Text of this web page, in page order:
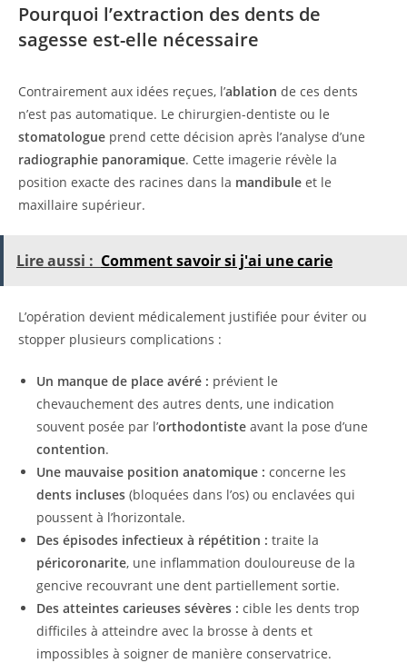
Pourquoi l’extraction des dents de
sagesse est-elle nécessaire
Contrairement aux idées reçues, l’ablation de ces dents
n’est pas automatique. Le chirurgien-dentiste ou le
stomatologue prend cette décision après l’analyse d’une
radiographie panoramique. Cette imagerie révèle la
position exacte des racines dans la mandibule et le
maxillaire supérieur.
Lire aussi : Comment savoir si j'ai une carie
L’opération devient médicalement justifiée pour éviter ou
stopper plusieurs complications :
Un manque de place avéré : prévient le
chevauchement des autres dents, une indication
souvent posée par l’orthodontiste avant la pose d’une
contention.
Une mauvaise position anatomique : concerne les
dents incluses (bloquées dans l’os) ou enclavées qui
poussent à l’horizontale.
Des épisodes infectieux à répétition : traite la
péricoronarite, une inflammation douloureuse de la
gencive recouvrant une dent partiellement sortie.
Des atteintes carieuses sévères : cible les dents trop
difficiles à atteindre avec la brosse à dents et
impossibles à soigner de manière conservatrice.